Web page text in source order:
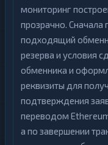
мониторинг
прозрачно. Сначала
подходящий
резерва и условия
обменника и
реквизиты для
подтверждения
переводом
а по завершении